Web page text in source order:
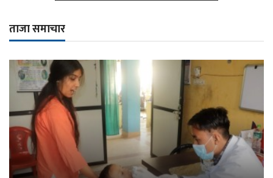
ताजा समाचार